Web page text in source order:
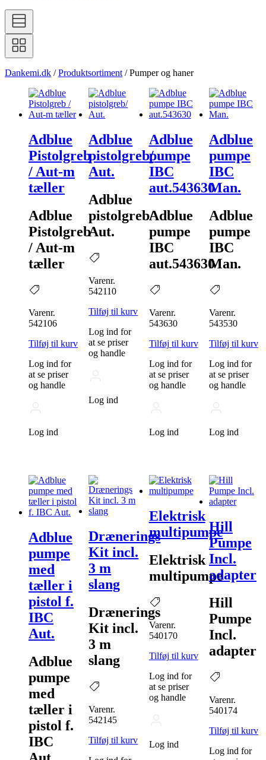
Dankemi.dk /Produktsortiment /Pumper og haner
Adblue
Pistolgreb
/ Aut-m
tæller
Adblue
Pistolgreb
/ Aut-m
tæller
Varenr.
542106
Tilføj til kurv
Log ind for
at se priser
og handle
Log ind
Adblue
pistolgreb/
Aut.
Adblue
pistolgreb/
Aut.
Varenr.
542110
Tilføj til kurv
Log ind for
at se priser
og handle
Log ind
Adblue
pumpe
IBC
aut.543630
Adblue
pumpe
IBC
aut.543630
Varenr.
543630
Tilføj til kurv
Log ind for
at se priser
og handle
Log ind
Adblue
pumpe
IBC
Man.
Adblue
pumpe
IBC
Man.
Varenr.
543530
Tilføj til kurv
Log ind for
at se priser
og handle
Log ind
Adblue
pumpe
med
tæller i
pistol f.
IBC
Aut.
Adblue
pumpe
med
tæller i
pistol f.
IBC
Drænerings
Kit incl.
3 m
slang
Drænerings
Kit incl.
3 m
slang
Varenr.
542145
Tilføj til kurv
Elektrisk
multipumpe
Elektrisk
multipumpe
Varenr.
540170
Tilføj til kurv
Log ind for
at se priser
og handle
Log ind
Hill
Pumpe
Incl.
adapter
Hill
Pumpe
Incl.
adapter
Varenr.
540174
Tilføj til kurv
Log ind for